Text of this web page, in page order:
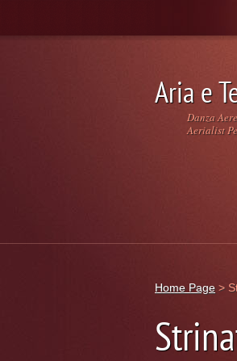
Aria e
Danza
Aerialist
Home Page >